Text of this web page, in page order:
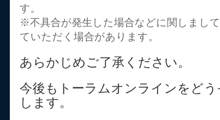
す。
※不具合が発生した場合などに関しまし
ていただく場合があります。
あらかじめご了承ください。
今後もトーラムオンラインをど
します。